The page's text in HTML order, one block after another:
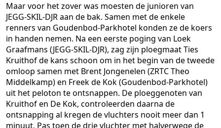
Maar voor het zover was moesten de junioren van
JEGG-SKIL-DJR aan de bak. Samen met de enkele
renners van Goudenbod-Parkhotel konden ze de koers
in handen nemen. Na een eerste poging van Loek
Graafmans (JEGG-SKIL-DJR), zag zijn ploegmaat Ties
Kruithof de kans schoon om in het begin van de tweede
omloop samen met Brent Jongenelen (ZRTC Theo
Middelkamp) en Freek de Kok (Goudenbod-Parkhotel)
uit het peloton te ontsnappen. De ploeggenoten van
Kruithof en De Kok, controleerden daarna de
ontsnapping al kregen de vluchters nooit meer dan 1
minuut. Pas toen de drie vluchter met halverwege de